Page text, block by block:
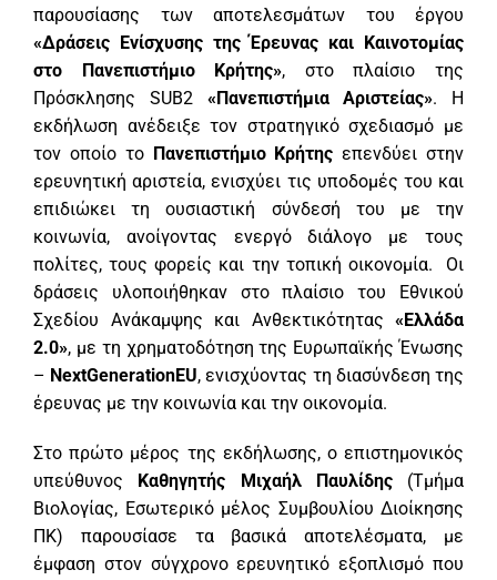
παρουσίασης των αποτελεσμάτων του έργου
«Δράσεις Ενίσχυσης της Έρευνας και Καινοτομίας
στο Πανεπιστήμιο Κρήτης», στο πλαίσιο της
Πρόσκλησης SUB2 «Πανεπιστήμια Αριστείας». Η
εκδήλωση ανέδειξε τον στρατηγικό σχεδιασμό με
τον οποίο το Πανεπιστήμιο Κρήτης επενδύει στην
ερευνητική αριστεία, ενισχύει τις υποδομές του και
επιδιώκει τη ουσιαστική σύνδεσή του με την
κοινωνία, ανοίγοντας ενεργό διάλογο με τους
πολίτες, τους φορείς και την τοπική οικονομία. Οι
δράσεις υλοποιήθηκαν στο πλαίσιο του Εθνικού
Σχεδίου Ανάκαμψης και Ανθεκτικότητας «Ελλάδα
2.0», με τη χρηματοδότηση της Ευρωπαϊκής Ένωσης
– NextGenerationEU, ενισχύοντας τη διασύνδεση της
έρευνας με την κοινωνία και την οικονομία.
Στο πρώτο μέρος της εκδήλωσης, ο επιστημονικός
υπεύθυνος
Καθηγητής Μιχαήλ Παυλίδης(Τμήμα
Βιολογίας, Εσωτερικό μέλος Συμβουλίου Διοίκησης
ΠΚ) παρουσίασε τα βασικά αποτελέσματα, με
έμφαση στον σύγχρονο ερευνητικό εξοπλισμό που